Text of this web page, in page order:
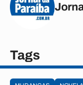
Tags